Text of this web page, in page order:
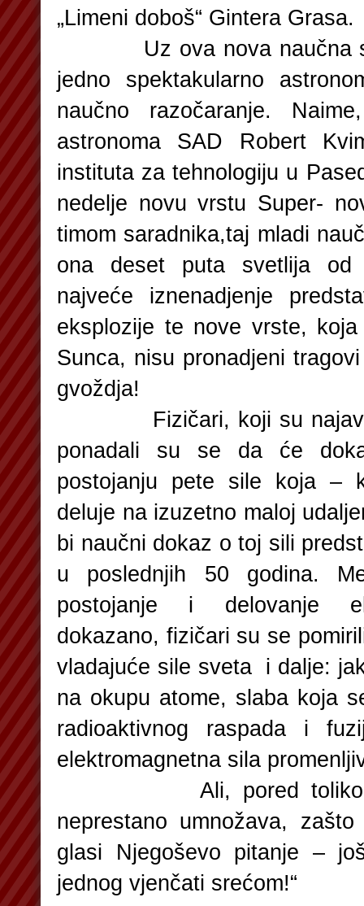
„Limeni doboš“ Gintera Grasa.
Uz ova nova naučna
jedno spektakularno
naučno razočaranje.
astronoma SAD Robert
instituta za tehnologiju u
nedelje novu vrstu Super-
timom saradnika,taj mladi
ona deset puta svetlija od
najveće iznenadjenje
eksplozije te nove vrste,
Sunca, nisu pronadjeni
gvoždja!
Fizičari, koji su najavili
ponadali su se da će
postojanju pete sile koja –
deluje na izuzetno maloj
bi naučni dokaz o toj sili
u poslednjih 50 godina.
postojanje i delovanje
dokazano, fizičari su se
vladajuće sile sveta i dalje:
na okupu atome, slaba koja
radioaktivnog raspada i
elektromagnetna sila
Ali, pored tolikog
neprestano umnožava,
glasi Njegoševo pitanje –
jednog vjenčati srećom!“